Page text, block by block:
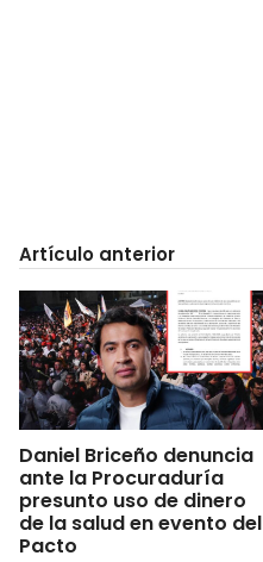
Artículo anterior
Daniel Briceño denuncia
ante la Procuraduría
presunto uso de dinero
de la salud en evento del
Pacto